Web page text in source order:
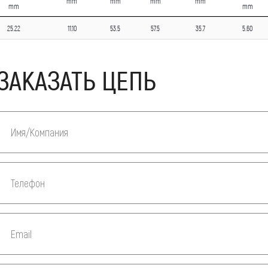
mm
mm
25.22 11.10 53.5 57.5 35.7 5.60
ЦЕПЬ